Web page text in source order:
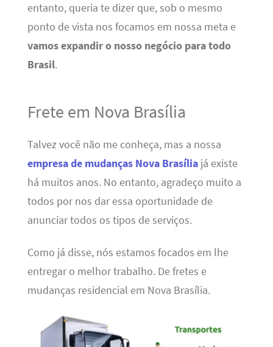
entanto, queria te dizer que, sob o mesmo
ponto de vista nos focamos em nossa meta e
vamos expandir o nosso negócio para todo
Brasil.
Frete em Nova Brasília
Talvez você não me conheça, mas a nossa
empresa de mudanças Nova Brasília já existe
há muitos anos. No entanto, agradeço muito a
todos por nos dar essa oportunidade de
anunciar todos os tipos de serviços.
Como já disse, nós estamos focados em lhe
entregar o melhor trabalho. De fretes e
mudanças residencial em Nova Brasília.